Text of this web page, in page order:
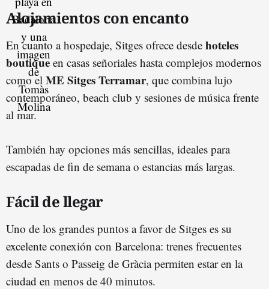
Alojamientos con encanto
En cuanto a hospedaje, Sitges ofrece desde hoteles
boutique en casas señoriales hasta complejos modernos
como el ME Sitges Terramar, que combina lujo
contemporáneo, beach club y sesiones de música frente
al mar.
También hay opciones más sencillas, ideales para
escapadas de fin de semana o estancias más largas.
Fácil de llegar
Uno de los grandes puntos a favor de Sitges es su
excelente conexión con Barcelona: trenes frecuentes
desde Sants o Passeig de Gràcia permiten estar en la
ciudad en menos de 40 minutos.